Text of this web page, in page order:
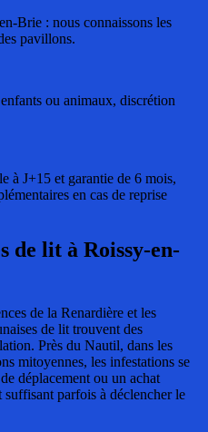
Brie : nous connaissons les
pavillons.
ou animaux, discrétion
à J+15 et garantie de 6 mois,
en cas de reprise
de lit à Roissy-en-
de la Renardière et les
de lit trouvent des
Près du Nautil, dans les
mitoyennes, les infestations se
déplacement ou un achat
parfois à déclencher le